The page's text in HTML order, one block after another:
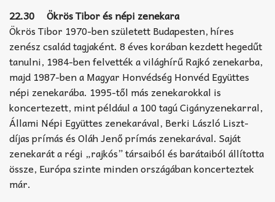
22.30 Ökrös Tibor és népi zenekara
Ökrös Tibor 1970-ben született Budapesten, híres
zenész család tagjaként. 8 éves korában kezdett hegedűt
tanulni, 1984-ben felvették a világhírű Rajkó zenekarba,
majd 1987-ben a Magyar Honvédség Honvéd Együttes
népi zenekarába. 1995-től más zenekarokkal is
koncertezett, mint például a 100 tagú Cigányzenekarral,
Állami Népi Együttes zenekarával, Berki László Liszt-
díjas prímás és Oláh Jenő prímás zenekarával. Saját
zenekarát a régi „rajkós” társaiból és barátaiból állította
össze, Európa szinte minden országában koncerteztek
már.